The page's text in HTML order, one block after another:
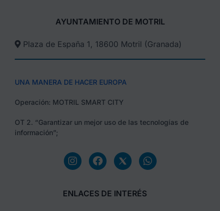
AYUNTAMIENTO DE MOTRIL
Plaza de España 1, 18600 Motril (Granada)​
UNA MANERA DE HACER EUROPA
Operación: MOTRIL SMART CITY
OT 2. “Garantizar un mejor uso de las tecnologías de
información”;
ENLACES DE INTERÉS